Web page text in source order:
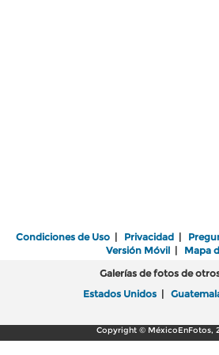
Condiciones de Uso | Privacidad |
Versión Móvil| Mapa
Galerías de fotos de
Estados Unidos |
Copyright © MéxicoEnFotos,